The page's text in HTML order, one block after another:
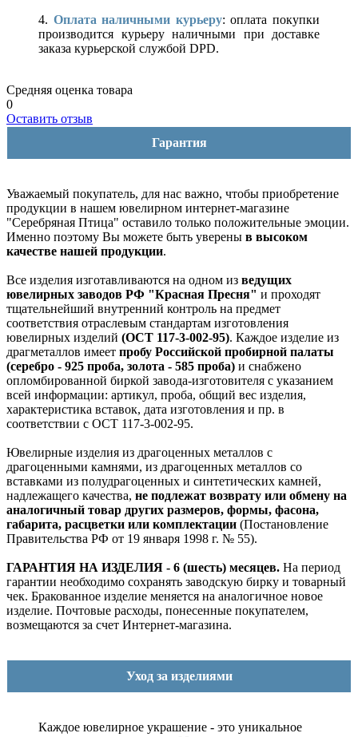
4. Оплата наличными курьеру: оплата покупки
производится курьеру наличными при доставке
заказа курьерской службой DPD.
Средняя оценка товара
0
Оставить отзыв
Гарантия
Уважаемый покупатель, для нас важно, чтобы приобретение
продукции в нашем ювелирном интернет-магазине
"Серебряная Птица" оставило только положительные эмоции.
Именно поэтому Вы можете быть уверены в высоком
качестве нашей продукции.
Все изделия изготавливаются на одном из ведущих
ювелирных заводов РФ "Красная Пресня" и проходят
тщательнейший внутренний контроль на предмет
соответствия отраслевым стандартам изготовления
ювелирных изделий (ОСТ 117-3-002-95). Каждое изделие из
драгметаллов имеет пробу Российской пробирной палаты
(серебро - 925 проба, золота - 585 проба) и снабжено
опломбированной биркой завода-изготовителя с указанием
всей информации: артикул, проба, общий вес изделия,
характеристика вставок, дата изготовления и пр. в
соответствии с ОСТ 117-3-002-95.
Ювелирные изделия из драгоценных металлов с
драгоценными камнями, из драгоценных металлов со
вставками из полудрагоценных и синтетических камней,
надлежащего качества, не подлежат возврату или обмену на
аналогичный товар других размеров, формы, фасона,
габарита, расцветки или комплектации (Постановление
Правительства РФ от 19 января 1998 г. № 55).
ГАРАНТИЯ НА ИЗДЕЛИЯ - 6 (шесть) месяцев. На период
гарантии необходимо сохранять заводскую бирку и товарный
чек. Бракованное изделие меняется на аналогичное новое
изделие. Почтовые расходы, понесенные покупателем,
возмещаются за счет Интернет-магазина.
Уход за изделиями
Каждое ювелирное украшение - это уникальное